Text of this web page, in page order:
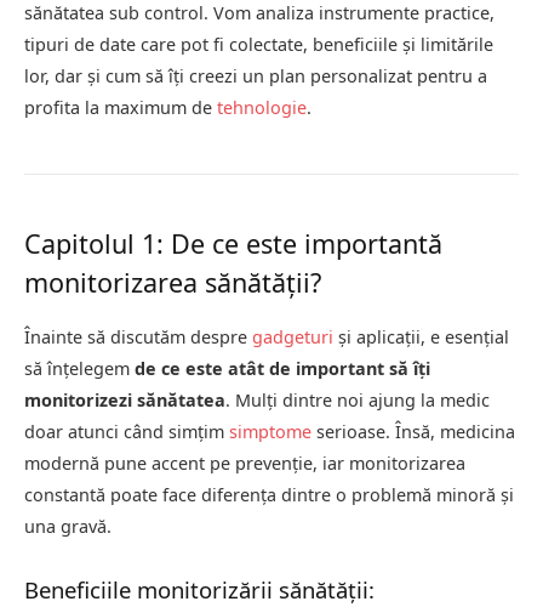
sănătatea sub control. Vom analiza instrumente practice,
tipuri de date care pot fi colectate, beneficiile și limitările
lor, dar și cum să îți creezi un plan personalizat pentru a
profita la maximum de tehnologie.
Capitolul 1: De ce este importantă
monitorizarea sănătății?
Înainte să discutăm despre gadgeturi și aplicații, e esențial
să înțelegem de ce este atât de important să îți
monitorizezi sănătatea. Mulți dintre noi ajung la medic
doar atunci când simțim simptome serioase. Însă, medicina
modernă pune accent pe prevenție, iar monitorizarea
constantă poate face diferența dintre o problemă minoră și
una gravă.
Beneficiile monitorizării sănătății: